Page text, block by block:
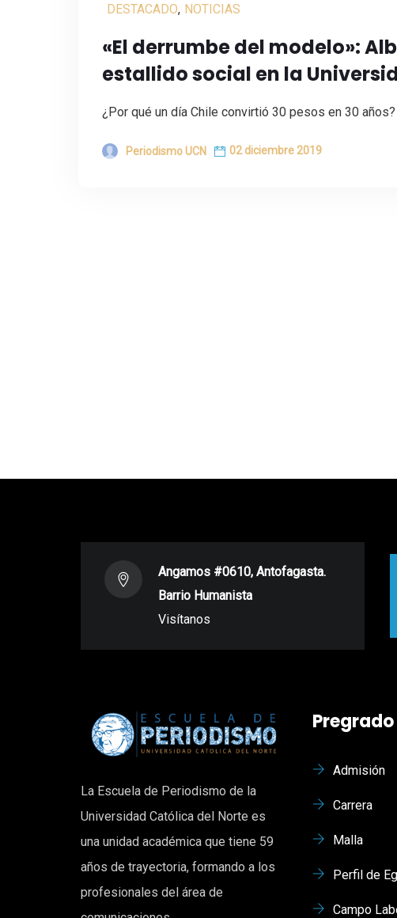
DESTACADO, NOTICIAS
«El derrumbe del modelo»:
estallido social en la
¿Por qué un día Chile convirtió 30 pesos en 30
Periodismo UCN 02 diciembre 2019
Angamos #0610, Antofagasta.
Barrio Humanista
Visítanos
La Escuela de Periodismo de la
Universidad Católica del Norte es
una unidad académica que tiene 59
años de trayectoria, formando a los
profesionales del área de
Pregrado
Admisión
Carrera
Malla
Perfil de
Campo